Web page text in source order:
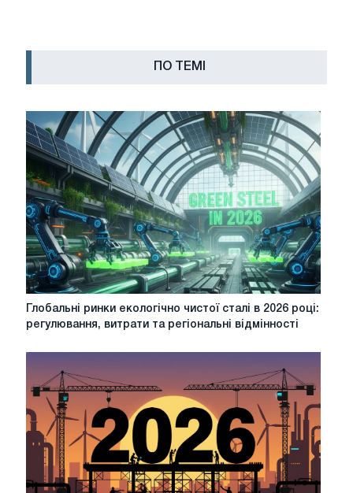
ПО ТЕМІ
Глобальні
чистої
в
2026
році:
регулювання,
витрати
регіональні
Глобальні ринки екологічно чистої сталі в 2026 році:
регулювання, витрати та регіональні відмінності